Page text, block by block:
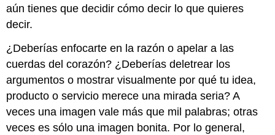
aún tienes que decidir cómo decir lo que quieres
decir.
¿Deberías enfocarte en la razón o apelar a las
cuerdas del corazón? ¿Deberías deletrear los
argumentos o mostrar visualmente por qué tu idea,
producto o servicio merece una mirada seria? A
veces una imagen vale más que mil palabras; otras
veces es sólo una imagen bonita. Por lo general,